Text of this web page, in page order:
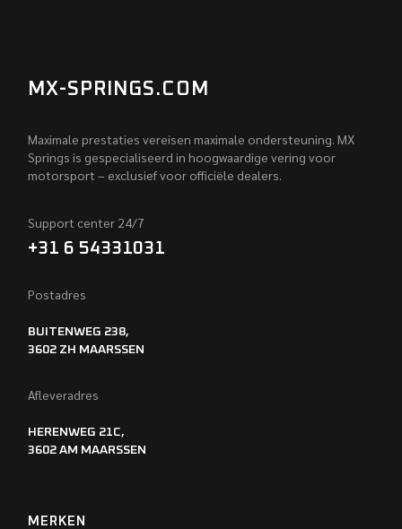
MX-SPRINGS.COM
Maximale prestaties vereisen maximale ondersteuning. MX
Springs is gespecialiseerd in hoogwaardige vering voor
motorsport – exclusief voor officiële dealers.
Support center 24/7
+31 6 54331031
Postadres
BUITENWEG 238,
3602 ZH MAARSSEN
Afleveradres
HERENWEG 21C,
3602 AM MAARSSEN
MERKEN